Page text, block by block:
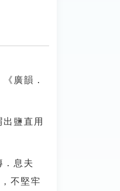
廣韻．
鹽直用
息夫
不堅牢